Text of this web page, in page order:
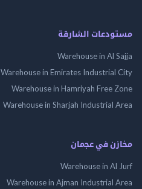
مستودعات الشارقة
Warehouse in Al Sajja
Warehouse in Emirates Industrial City
Warehouse in Hamriyah Free Zone
Warehouse in Sharjah Industrial Area
مخازن في عجمان
Warehouse in Al Jurf
Warehouse in Ajman Industrial Area